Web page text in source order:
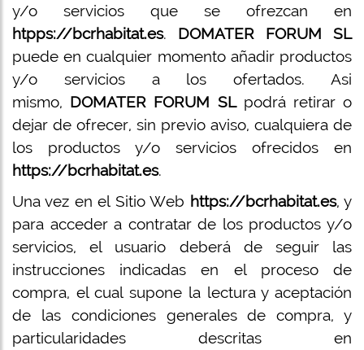
y/o servicios que se ofrezcan en
htpps://bcrhabitat.es. DOMATER FORUM SL
puede en cualquier momento añadir productos
y/o servicios a los ofertados. Asi
mismo, DOMATER FORUM SLpodrá retirar o
dejar de ofrecer, sin previo aviso, cualquiera de
los productos y/o servicios ofrecidos en
https://bcrhabitat.es.
Una vez en el Sitio Web https://bcrhabitat.es, y
para acceder a contratar de los productos y/o
servicios, el usuario deberá de seguir las
instrucciones indicadas en el proceso de
compra, el cual supone la lectura y aceptación
de las condiciones generales de compra, y
particularidades descritas en